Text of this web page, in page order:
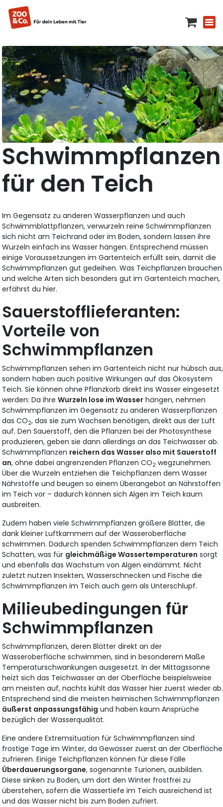
Schwimmpflanzen
für den Teich
Im Gegensatz zu anderen Wasserpflanzen und auch
Schwimmblattpflanzen, verwurzeln reine Schwimmpflanzen
sich nicht am Teichrand oder im Boden, sondern lassen ihre
Wurzeln einfach ins Wasser hängen. Entsprechend müssen
einige Voraussetzungen im Gartenteich erfüllt sein, damit die
Schwimmpflanzen gut gedeihen. Was Teichpflanzen brauchen
und welche Arten sich besonders gut im Gartenteich machen,
erfährst du hier.
Sauerstofflieferanten:
Vorteile von
Schwimmpflanzen
Schwimmpflanzen sehen im Gartenteich nicht nur hübsch aus,
sondern haben auch positive Wirkungen auf das Ökosystem
Teich. Sie können ohne Pflanzkorb direkt ins Wasser eingesetzt
werden: Da ihreWurzeln lose im Wasser hängen, nehmen
Schwimmpflanzen im Gegensatz zu anderen Wasserpflanzen
das CO2, das sie zum Wachsen benötigen, direkt aus der Luft
auf. Den Sauerstoff, den die Pflanzen bei der Photosynthese
produzieren, geben sie dann allerdings an das Teichwasser ab.
Schwimmpflanzen reichern das Wasser also mit Sauerstoff
an, ohne dabei angrenzenden Pflanzen CO2 wegzunehmen.
Über die Wurzeln entziehen die Teichpflanzen dem Wasser
Nährstoffe und beugen so einem Überangebot an Nährstoffen
im Teich vor – dadurch können sich Algen im Teich kaum
ausbreiten.
Zudem haben viele Schwimmpflanzen größere Blätter, die
dank kleiner Luftkammern auf der Wasseroberfläche
schwimmen. Dadurch spenden Schwimmpflanzen dem Teich
Schatten, was für gleichmäßige Wassertemperaturen sorgt
und ebenfalls das Wachstum von Algen eindämmt. Nicht
zuletzt nutzen Insekten, Wasserschnecken und Fische die
Schwimmpflanzen im Teich auch gern als Unterschlupf.
Milieubedingungen für
Schwimmpflanzen
Schwimmpflanzen, deren Blätter direkt an der
Wasseroberfläche schwimmen, sind in besonderem Maße
Temperaturschwankungen ausgesetzt. In der Mittagssonne
heizt sich das Teichwasser an der Oberfläche beispielsweise
am meisten auf, nachts kühlt das Wasser hier zuerst wieder ab.
Entsprechend sind die meisten heimischen Schwimmpflanzen
äußerst anpassungsfähig und haben kaum Ansprüche
bezüglich der Wasserqualität.
Eine andere Extremsituation für Schwimmpflanzen sind
frostige Tage im Winter, da Gewässer zuerst an der Oberfläche
zufrieren. Einige Teichpflanzen können für diese Fälle
Überdauerungsorgane, sogenannte Turionen, ausbilden.
Diese sinken zu Boden, um dort den Winter frostfrei zu
überstehen, sofern die Wassertiefe im Teich ausreichend ist
und das Wasser nicht bis zum Boden zufriert.